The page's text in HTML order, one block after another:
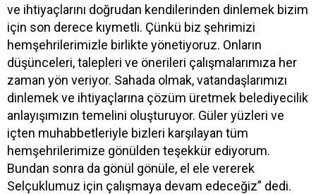
ve ihtiyaçlarını doğrudan kendilerinden dinlemek bizim
için son derece kıymetli. Çünkü biz şehrimizi
hemşehrilerimizle birlikte yönetiyoruz. Onların
düşünceleri, talepleri ve önerileri çalışmalarımıza her
zaman yön veriyor. Sahada olmak, vatandaşlarımızı
dinlemek ve ihtiyaçlarına çözüm üretmek belediyecilik
anlayışımızın temelini oluşturuyor. Güler yüzleri ve
içten muhabbetleriyle bizleri karşılayan tüm
hemşehrilerimize gönülden teşekkür ediyorum.
Bundan sonra da gönül gönüle, el ele vererek
Selçuklumuz için çalışmaya devam edeceğiz” dedi.